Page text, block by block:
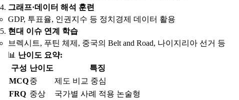
그래프·데이터 해석 훈련
GDP, 투표율, 인권지수 등 정치경제 데이터 활용
현대 이슈 연계 학습
브렉시트, 푸틴 체제, 중국의 Belt and Road, 나이지리아 선거 등
📊 난이도 요약:
구성 난이도
특징
MCQ중
제도 비교 중심
FRQ 중상 국가별 사례 적용 논술형